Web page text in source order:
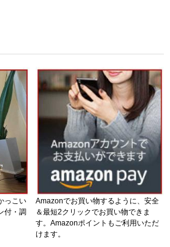
っこい
付・調
Amazonでお買い物するように、安全
＆最短2クリックでお買い物できま
す。Amazonポイントもご利用いただ
けます。